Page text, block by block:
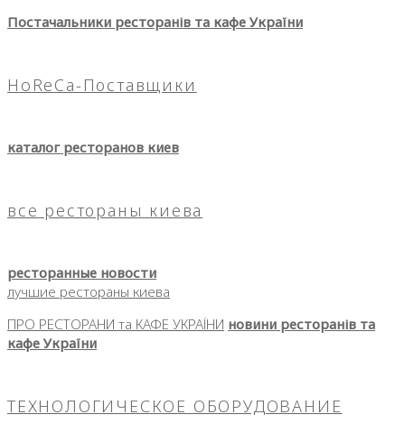
Постачальники ресторанів та кафе України
HoReCa-Поставщики
каталог ресторанов киев
все рестораны киева
ресторанные новости
лучшие рестораны киева
ПРО РЕСТОРАНИ та КАФЕ УКРАЇНИ новини ресторанів та
кафе України
ТЕХНОЛОГИЧЕСКОЕ ОБОРУДОВАНИЕ